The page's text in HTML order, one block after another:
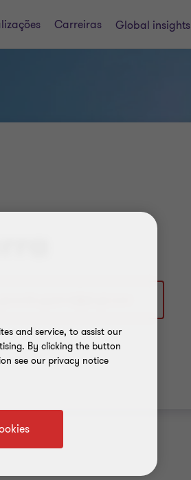
Carreiras Global insights
and service, to assist our
By clicking the button
see our privacy notice